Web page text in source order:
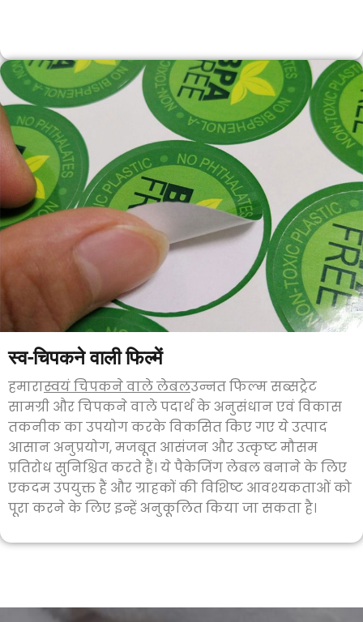
स्व-चिपकने वाली फिल्में
हमारास्वयं चिपकने वाले लेबलउन्नत फिल्म सब्सट्रेट
सामग्री और चिपकने वाले पदार्थ के अनुसंधान एवं विकास
तकनीक का उपयोग करके विकसित किए गए ये उत्पाद
आसान अनुप्रयोग, मजबूत आसंजन और उत्कृष्ट मौसम
प्रतिरोध सुनिश्चित करते हैं। ये पैकेजिंग लेबल बनाने के लिए
एकदम उपयुक्त हैं और ग्राहकों की विशिष्ट आवश्यकताओं को
पूरा करने के लिए इन्हें अनुकूलित किया जा सकता है।